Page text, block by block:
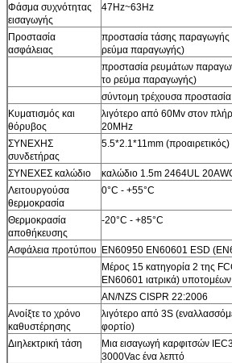
Φάσμα συχνότητας
εισαγωγής
47Hz~63Hz
Προστασία
ασφάλειας
προστασία τάσης παραγωγής
ρεύμα παραγωγής)
προστασία ρευμάτων
το ρεύμα παραγωγής)
σύντομη τρέχουσα προστασία
Κυματισμός και
θόρυβος
λιγότερο από 60Mv στον
20MHz
ΣΥΝΕΧΗΣ
συνδετήρας
5.5*2.1*11mm (προαιρετικός)
ΣΥΝΕΧΕΣ καλώδιο
καλώδιο 1.5m 2464UL
Λειτουργούσα
θερμοκρασία
0°C - +55°C
Θερμοκρασία
αποθήκευσης
-20°C - +85°C
Ασφάλεια προτύπου EN60950 EN60601 ESD
Μέρος 15 κατηγορία 2 της
EN60601 ιατρικά)
AN/NZS CISPR 22:2006
Ανοίξτε το χρόνο
καθυστέρησης
λιγότερο από 3S
φορτίο)
Διηλεκτρική τάση
Μια εισαγωγή καρφιτσών
3000Vac ένα λεπτό